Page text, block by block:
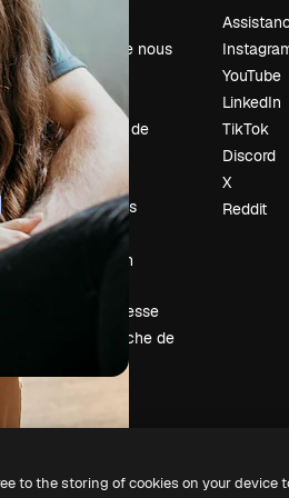
Prix
À propos de nous
Avis
Carrières
Tendances de
recherche
Blog
Événements
Slidesgo
Vendre mon
Salle de presse
À la recherche de
YouTube
LinkedIn
TikTok
Discord
X
Reddit
to the storing of cookies on your device